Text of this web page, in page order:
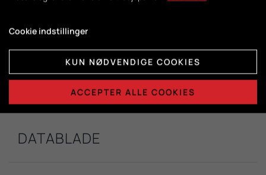
Brændkammermål:
H415 x B365 x D325
DATABLADE
Cookie indstillinger
KUN NØDVENDIGE COOKIES
ACCEPTER ALLE COOKIES